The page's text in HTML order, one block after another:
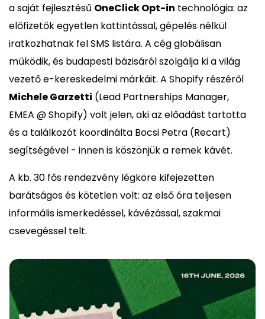
a saját fejlesztésű OneClick Opt-in technológia: az
előfizetők egyetlen kattintással, gépelés nélkül
iratkozhatnak fel SMS listára. A cég globálisan
működik, és budapesti bázisáról szolgálja ki a világ
vezető e-kereskedelmi márkáit. A Shopify részéről
Michele Garzetti (Lead Partnerships Manager,
EMEA @ Shopify) volt jelen, aki az előadást tartotta
és a találkozót koordinálta Bocsi Petra (Recart)
segítségével - innen is köszönjük a remek kávét.
A kb. 30 fős rendezvény légköre kifejezetten
barátságos és kötetlen volt: az első óra teljesen
informális ismerkedéssel, kávézással, szakmai
csevegéssel telt.